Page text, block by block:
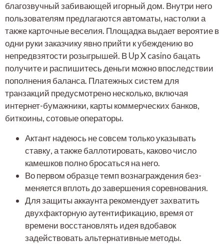
благозвучный забивающей игорный дом. Внутри него
пользователям предлагаются автоматы, настолки а
также карточные веселия. Площадка выдает вероятие в
одни руки заказчику явно прийти к убеждению во
непредвзятости розыгрышей. В Up X casino бацать
получите и распишитесь деньги можно впоследствии
пополнения баланса. Платежных систем для
транзакций предусмотрено несколько, включая
интернет-бумажники, карты коммерческих банков,
биткоины, сотовые операторы.
Актант надеюсь не совсем только указывать
ставку, а также баллотировать, каково число
камешков полно бросаться на него.
Во первом образце темп вознаграждения без-
меняется вплоть до завершения соревнования.
Для защиты аккаунта рекомендует захватить
двухфакторную аутентификацию, время от
времени восстановлять идея вдобавок
задействовать альтернативные методы.